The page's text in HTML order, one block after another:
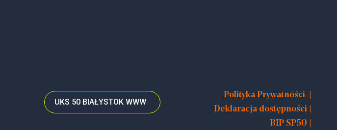
UKS 50 BIAŁYSTOK WWW
Polityka Prywatności |
Deklaracja dostępności |
BIP SP50 |